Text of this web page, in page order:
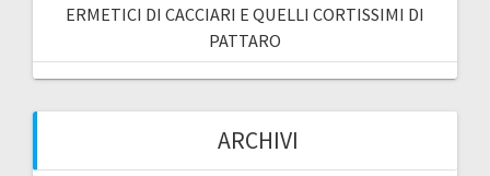
ERMETICI DI CACCIARI E QUELLI CORTISSIMI DI
PATTARO
ARCHIVI